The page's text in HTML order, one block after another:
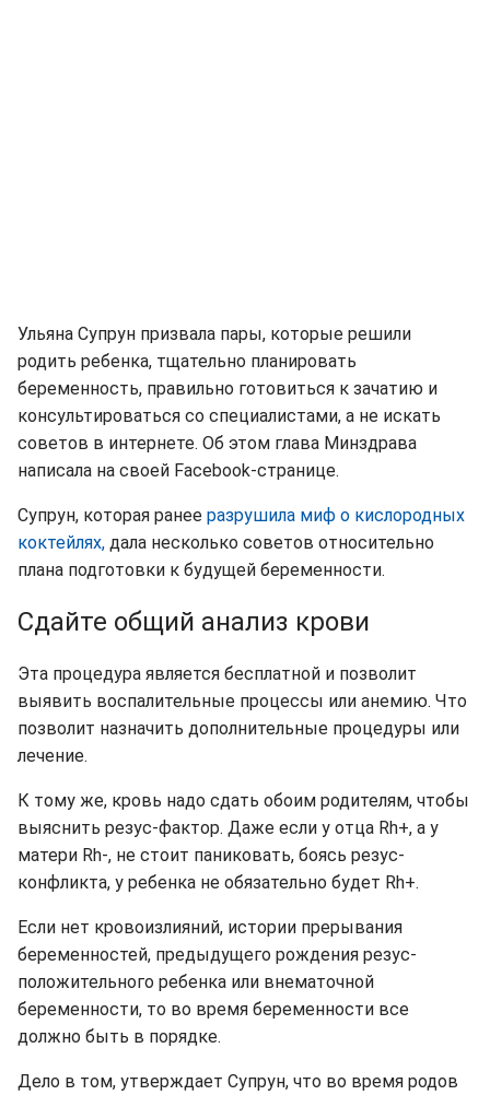
Ульяна Супрун призвала пары, которые решили
родить ребенка, тщательно планировать
беременность, правильно готовиться к зачатию и
консультироваться со специалистами, а не искать
советов в интернете. Об этом глава Минздрава
написала на своей Facebook-странице.
Супрун, которая ранее разрушила миф о кислородных
коктейлях, дала несколько советов относительно
плана подготовки к будущей беременности.
Сдайте общий анализ крови
Эта процедура является бесплатной и позволит
выявить воспалительные процессы или анемию. Что
позволит назначить дополнительные процедуры или
лечение.
К тому же, кровь надо сдать обоим родителям, чтобы
выяснить резус-фактор. Даже если у отца Rh+, а у
матери Rh-, не стоит паниковать, боясь резус-
конфликта, у ребенка не обязательно будет Rh+.
Если нет кровоизлияний, истории прерывания
беременностей, предыдущего рождения резус-
положительного ребенка или внематочной
беременности, то во время беременности все
должно быть в порядке.
Дело в том, утверждает Супрун, что во время родов